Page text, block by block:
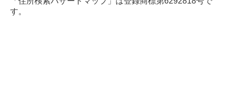
す。